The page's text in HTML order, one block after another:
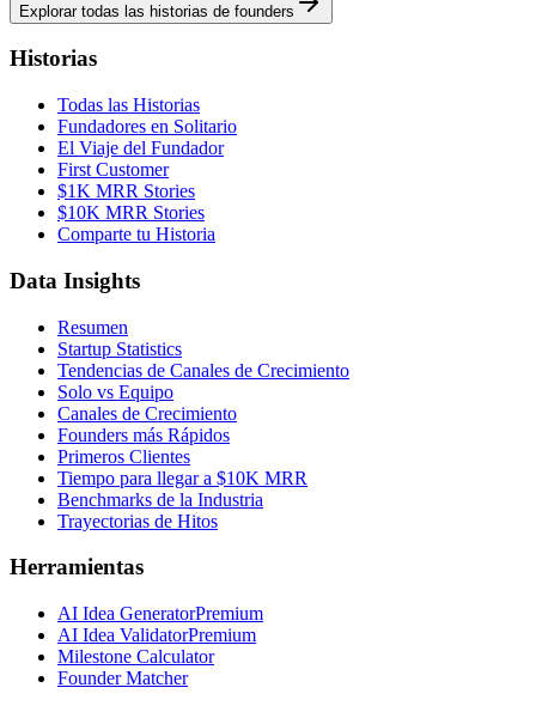
Explorar todas las historias de founders
Historias
Todas las Historias
Fundadores en Solitario
El Viaje del Fundador
First Customer
$1K MRR Stories
$10K MRR Stories
Comparte tu Historia
Data Insights
Resumen
Startup Statistics
Tendencias de Canales de Crecimiento
Solo vs Equipo
Canales de Crecimiento
Founders más Rápidos
Primeros Clientes
Tiempo para llegar a $10K MRR
Benchmarks de la Industria
Trayectorias de Hitos
Herramientas
AI Idea GeneratorPremium
AI Idea ValidatorPremium
Milestone Calculator
Founder Matcher